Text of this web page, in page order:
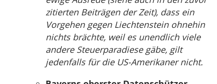
zitierten Beiträgen der Zeit), dass ein
Vorgehen gegen Liechtenstein ohnehin
nichts brächte, weil es unendlich viele
andere Steuerparadiese gäbe, gilt
jedenfalls für die US-Amerikaner nicht.